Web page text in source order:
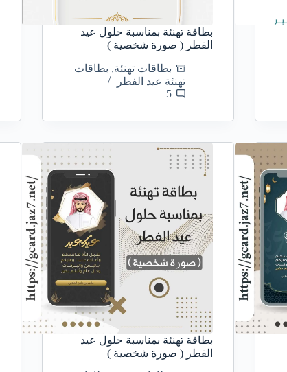
بطاقة تهنئة بمناسبة حلول عيد
الفطر ( صورة شخصية )
بطاقات تهنئة, بطاقات
تهنئة عيد الفطر
5
بطاقة تهنئة بمناسبة حلول عيد
الفطر ( صورة شخصية )